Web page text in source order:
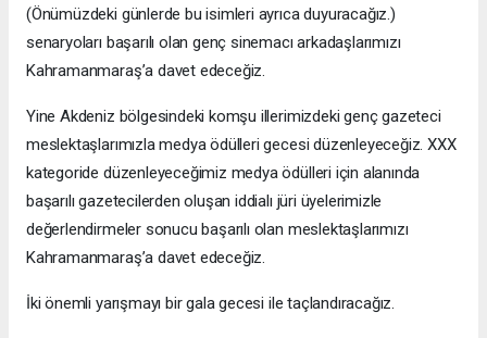
(Önümüzdeki günlerde bu isimleri ayrıca duyuracağız.)
senaryoları başarılı olan genç sinemacı arkadaşlarımızı
Kahramanmaraş’a davet edeceğiz.
Yine Akdeniz bölgesindeki komşu illerimizdeki genç gazeteci
meslektaşlarımızla medya ödülleri gecesi düzenleyeceğiz. XXX
kategoride düzenleyeceğimiz medya ödülleri için alanında
başarılı gazetecilerden oluşan iddialı jüri üyelerimizle
değerlendirmeler sonucu başarılı olan meslektaşlarımızı
Kahramanmaraş’a davet edeceğiz.
İki önemli yarışmayı bir gala gecesi ile taçlandıracağız.